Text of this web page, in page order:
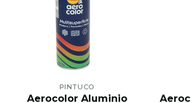
PINTUCO
Aerocolor Aluminio